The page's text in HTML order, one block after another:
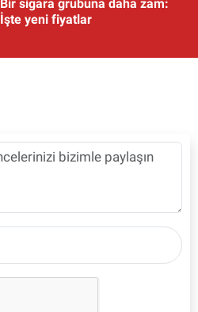
Bir sigara grubuna daha zam:
İşte yeni fiyatlar